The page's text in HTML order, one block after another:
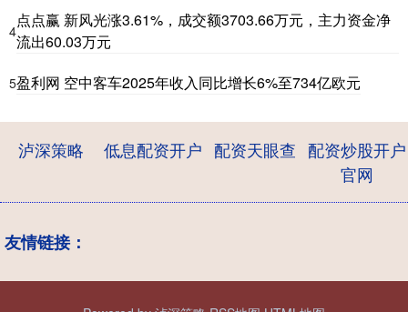
4
点点赢 新风光涨3.61%，成交额3703.66万元，主力资金净
流出60.03万元
5盈利网 空中客车2025年收入同比增长6%至734亿欧元
泸深策略 低息配资开户 配资天眼查 配资炒股开户
官网
友情链接：